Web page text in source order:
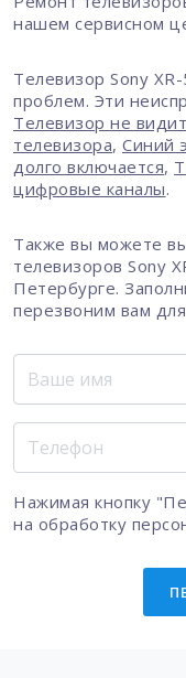
нашем сервисном
Телевизор Sony
проблем. Эти
Телевизор не
телевизора, Синий
долго включается,
цифровые каналы.
Также вы можете
телевизоров Sony
Петербурге.
перезвоним вам
Нажимая кнопку
на обработку